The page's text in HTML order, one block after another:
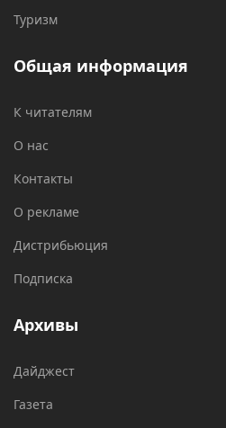
Туризм
Общая информация
К читателям
О нас
Контакты
О рекламе
Дистрибьюция
Подписка
Архивы
Дайджест
Газета